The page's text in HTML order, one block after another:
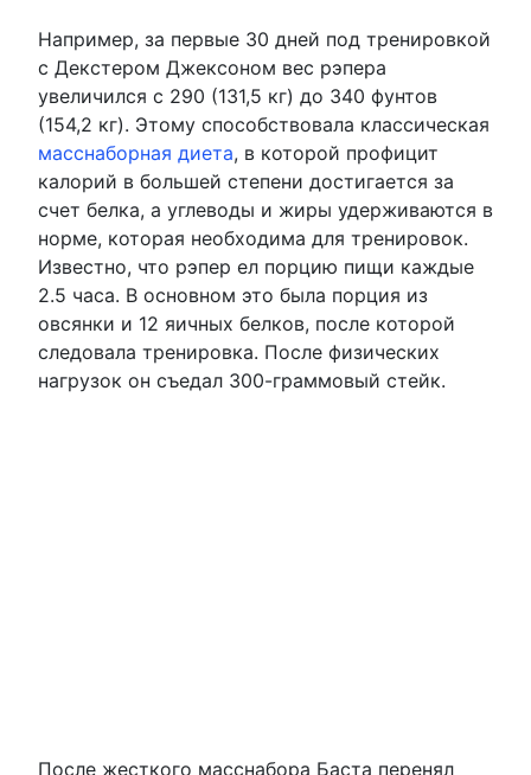
Например, за первые 30 дней под тренировкой
с Декстером Джексоном вес рэпера
увеличился с 290 (131,5 кг) до 340 фунтов
(154,2 кг). Этому способствовала классическая
масснаборная диета, в которой профицит
калорий в большей степени достигается за
счет белка, а углеводы и жиры удерживаются в
норме, которая необходима для тренировок.
Известно, что рэпер ел порцию пищи каждые
2.5 часа. В основном это была порция из
овсянки и 12 яичных белков, после которой
следовала тренировка. После физических
нагрузок он съедал 300-граммовый стейк.
После жесткого масснабора Баста перенял